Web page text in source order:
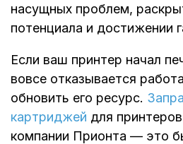
насущных проблем,
потенциала и достижении
Если ваш принтер начал
вовсе отказывается
обновить его ресурс.
картриджей для
компании Прионта — это